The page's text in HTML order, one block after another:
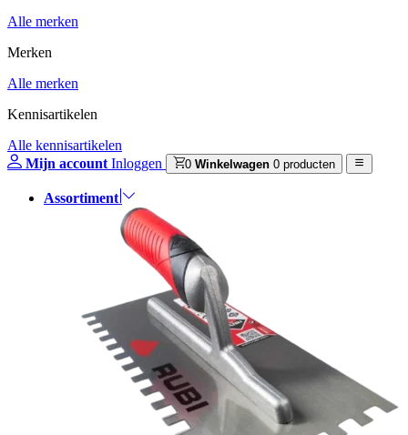
Alle merken
Merken
Alle merken
Kennisartikelen
Alle kennisartikelen
Mijn account Inloggen 0 Winkelwagen 0 producten
Assortiment